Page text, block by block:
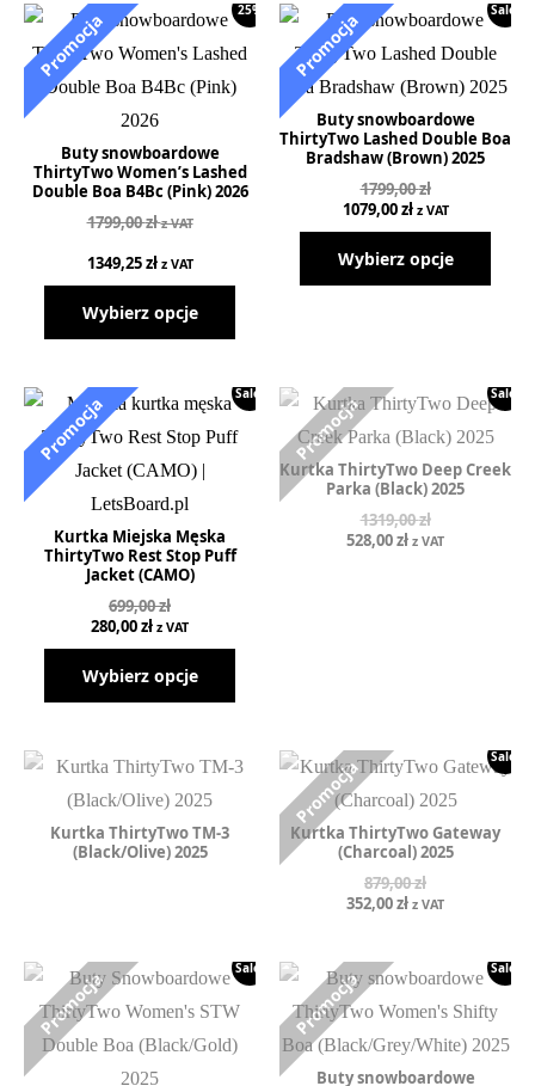
25%
Buty snowboardowe
ThirtyTwo Women’s Lashed
Double Boa B4Bc (Pink) 2026
1799,00zł z VAT
1349,25zł z VAT
Wybierz opcje
Sale!
Buty snowboardowe
ThirtyTwo Lashed Double Boa
Bradshaw (Brown) 2025
1799,00zł
Pierwotna
cena
wynosiła:
1799,00 zł.
1079,00złAktualna
cena
wynosi:
1079,00 zł.
z VAT
Wybierz opcje
Sale!
Kurtka Miejska Męska
ThirtyTwo Rest Stop Puff
Jacket (CAMO)
699,00zł
Pierwotna
cena
wynosiła:
699,00 zł.
280,00złAktualna
cena
wynosi:
280,00 zł.
z VAT
Wybierz opcje
Sale!
Kurtka ThirtyTwo Deep Creek
Parka (Black) 2025
1319,00zł
Pierwotna
528,00złAktualna
z VAT
Kurtka ThirtyTwo TM-3
(Black/Olive) 2025
Sale!
Kurtka ThirtyTwo Gateway
(Charcoal) 2025
879,00zł
Pierwotna
879,00 zł.
352,00złAktualna
z VAT
Sale! Sale!
Buty snowboardowe